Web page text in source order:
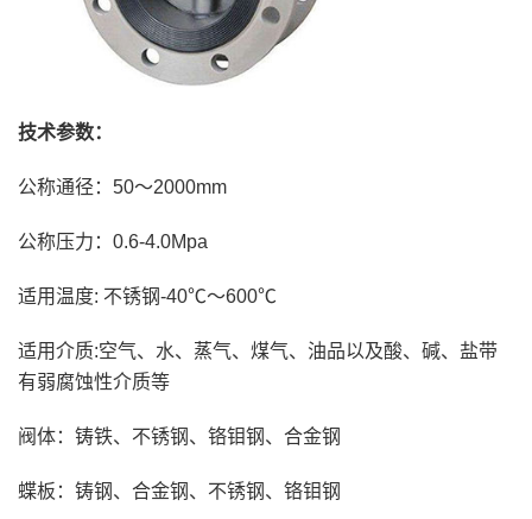
技术参数：
公称通径：50～2000mm
公称压力：0.6-4.0Mpa
适用温度: 不锈钢-40℃～600℃
适用介质:空气、水、蒸气、煤气、油品以及酸、碱、盐带
有弱腐蚀性介质等
阀体：铸铁、不锈钢、铬钼钢、合金钢
蝶板：铸钢、合金钢、不锈钢、铬钼钢